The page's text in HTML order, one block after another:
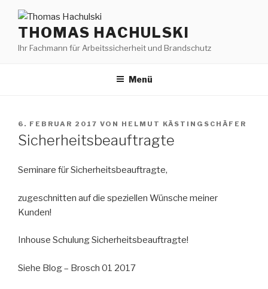
Inhalt
springenTHOMAS HACHULSKI
Ihr Fachmann für Arbeitssicherheit und Brandschutz
Menü
VERÖFFENTLICHT
AM
6. FEBRUAR 2017 VON HELMUT KÄSTINGSCHÄFER
Sicherheitsbeauftragte
Seminare für Sicherheitsbeauftragte,
zugeschnitten auf die speziellen Wünsche meiner
Kunden!
Inhouse Schulung Sicherheitsbeauftragte!
Siehe Blog – Brosch 01 2017